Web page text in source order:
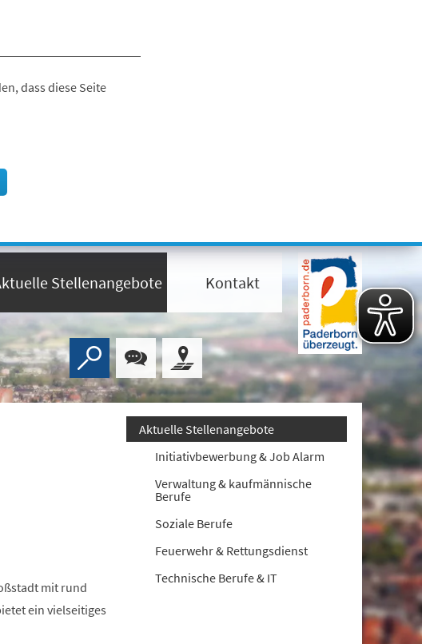
dass diese Seite
Stellenangebote Kontakt
mit rund
ein vielseitiges
Aktuelle Stellenangebote
Initiativbewerbung & Job Alarm
Verwaltung & kaufmännische
Berufe
Soziale Berufe
Feuerwehr & Rettungsdienst
Technische Berufe & IT